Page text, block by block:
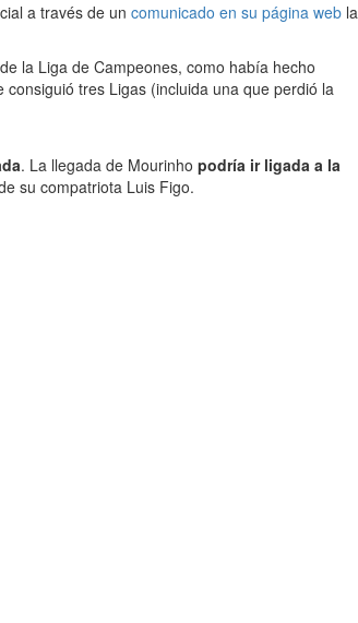
a través de un comunicado en su página web la
la Liga de Campeones, como había hecho
tres Ligas (incluida una que perdió la
. La llegada de Mourinho podría ir ligada a la
su compatriota Luis Figo.